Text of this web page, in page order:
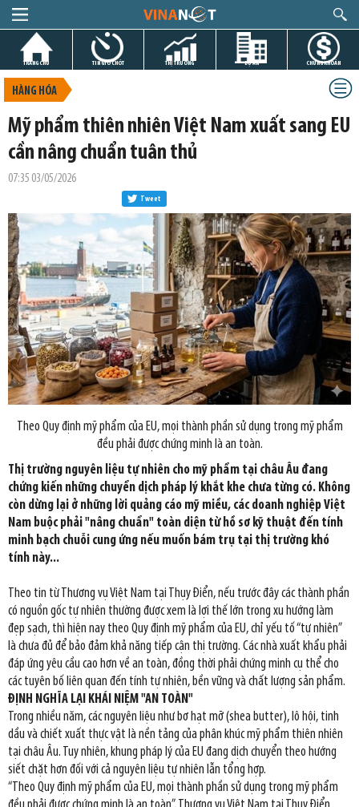
TRANG CHỦ TIN GIỜ CHÓT THỊ TRƯỜNG DỰ ÁN CHỨNG KHOÁN
HÀNG HÓA
Mỹ phẩm thiên nhiên Việt Nam xuất sang EU
cần nâng chuẩn tuân thủ
07:35 03/05/2026
Tweet
Theo Quy định mỹ phẩm của EU, mọi thành phần sử dụng trong mỹ phẩm
đều phải được chứng minh là an toàn.
Thị trường nguyên liệu tự nhiên cho mỹ phẩm tại châu Âu đang
chứng kiến những chuyển dịch pháp lý khắt khe chưa từng có. Không
còn dừng lại ở những lời quảng cáo mỹ miều, các doanh nghiệp Việt
Nam buộc phải "nâng chuẩn" toàn diện từ hồ sơ kỹ thuật đến tính
minh bạch chuỗi cung ứng nếu muốn bám trụ tại thị trường khó
tính này...
Theo tin từ Thương vụ Việt Nam tại Thụy Điển, nếu trước đây các thành phần
có nguồn gốc tự nhiên thường được xem là lợi thế lớn trong xu hướng làm
đẹp sạch, thì hiện nay theo Quy định mỹ phẩm của EU, chỉ yếu tố “tự nhiên”
là chưa đủ để bảo đảm khả năng tiếp cận thị trường. Các nhà xuất khẩu phải
đáp ứng yêu cầu cao hơn về an toàn, đồng thời phải chứng minh cụ thể cho
các tuyên bố liên quan đến tính tự nhiên, bền vững và chất lượng sản phẩm.
ĐỊNH NGHĨA LẠI KHÁI NIỆM "AN TOÀN"
Trong nhiều năm, các nguyên liệu như bơ hạt mỡ (shea butter), lô hội, tinh
dầu và chiết xuất thực vật là nền tảng của phân khúc mỹ phẩm thiên nhiên
tại châu Âu. Tuy nhiên, khung pháp lý của EU đang dịch chuyển theo hướng
siết chặt hơn đối với cả nguyên liệu tự nhiên lẫn tổng hợp.
“Theo Quy định mỹ phẩm của EU, mọi thành phần sử dụng trong mỹ phẩm